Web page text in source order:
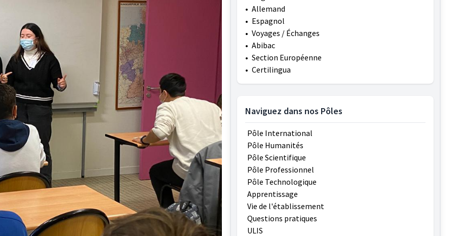
• Allemand
• Espagnol
• Voyages / Échanges
• Abibac
• Section Européenne
• Certilingua
Naviguez dans nos Pôles
Pôle International
Pôle Humanités
Pôle Scientifique
Pôle Professionnel
Pôle Technologique
Apprentissage
Vie de l'établissement
Questions pratiques
ULIS